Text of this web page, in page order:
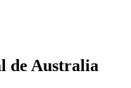
de Australia